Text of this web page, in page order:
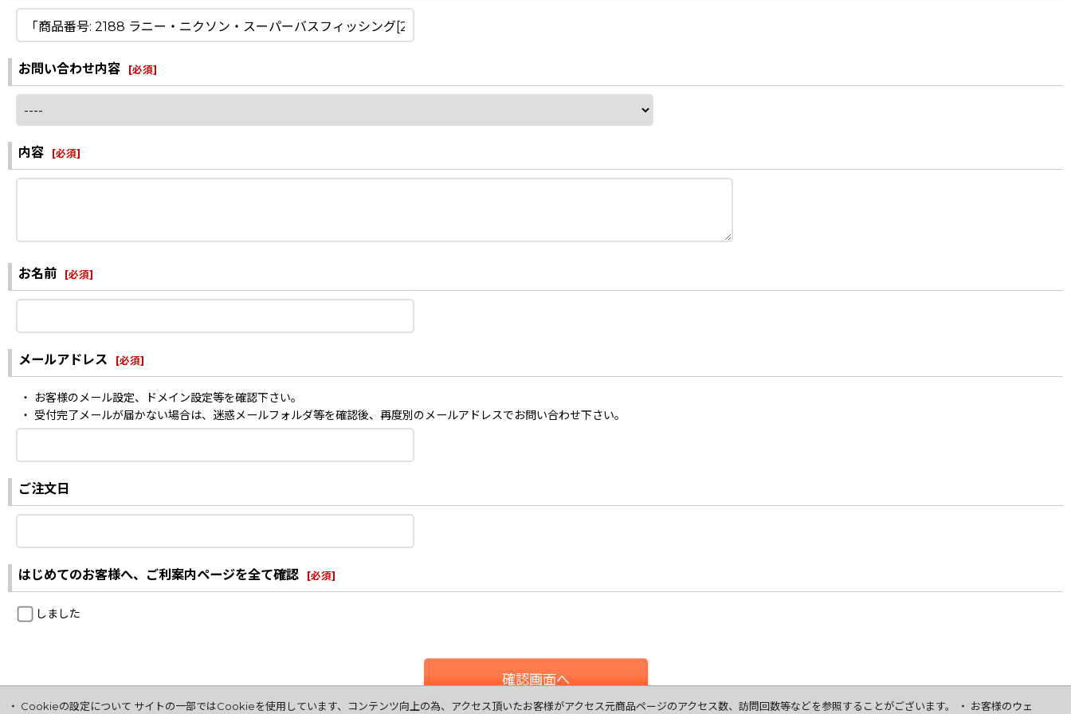
お問い合わせ内容 [必須]
内容 [必須]
お名前 [必須]
メールアドレス [必須]
・ お客様のメール設定、ドメイン設定等を確認下さい。
・ 受付完了メールが届かない場合は、迷惑メールフォルダ等を確認後、再度別のメールアドレスでお問い合わせ下さい。
ご注文日
はじめてのお客様へ、ご利案内ページを全て確認 [必須]
しました
確認画面へ
・ Cookieの設定について サイトの一部ではCookieを使用しています、コンテンツ向上の為、アクセス頂いたお客様がアクセス元商品ページのアクセス数、訪問回数等などを参照することがございます。 ・ お客様のウェ